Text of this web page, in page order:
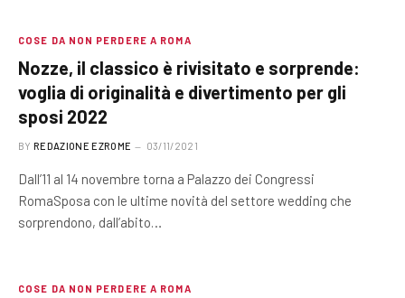
COSE DA NON PERDERE A ROMA
Nozze, il classico è rivisitato e sorprende:
voglia di originalità e divertimento per gli
sposi 2022
BY REDAZIONE EZROME 03/11/2021
Dall’11 al 14 novembre torna a Palazzo dei Congressi
RomaSposa con le ultime novità del settore wedding che
sorprendono, dall’abito…
COSE DA NON PERDERE A ROMA